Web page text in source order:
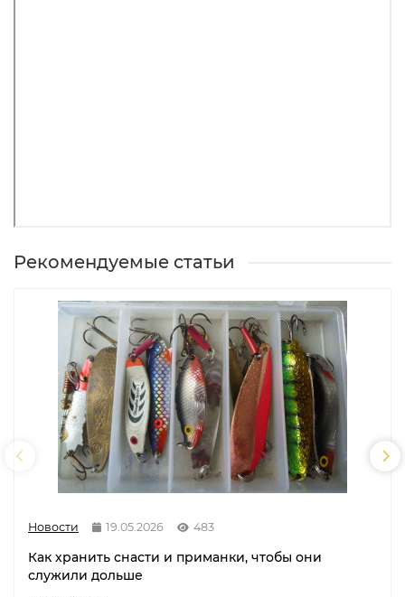
Рекомендуемые статьи
Новости 19.05.2026 483
Как хранить снасти и приманки, чтобы они
служили дольше